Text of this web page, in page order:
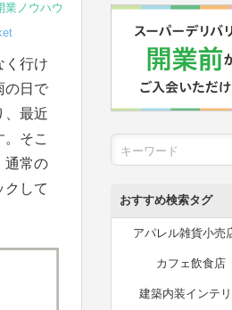
業ノウハウ
く行け
の日で
、最近
そこ
通常の
クして
おすすめ検索タグ
アパレル雑貨小売
カフェ飲食店
建築内装インテ